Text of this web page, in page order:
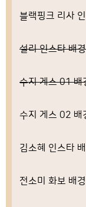
블랙핑크 리사
설리 인스타 배
수지 게스 01 배
수지 게스 02 배
김소혜 인스타
전소미 화보 배